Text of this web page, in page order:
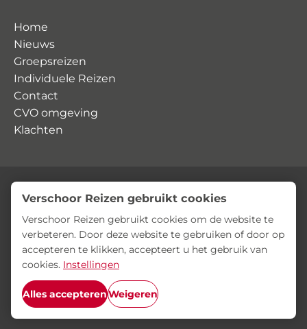
Home
Nieuws
Groepsreizen
Individuele Reizen
Contact
CVO omgeving
Klachten
Privacyverklaring
Verschoor Reizen gebruikt cookies
Verschoor Reizen gebruikt cookies om de website te
verbeteren. Door deze website te gebruiken of door op
accepteren te klikken, accepteert u het gebruik van
cookies. Instellingen
Alles accepterenWeigeren